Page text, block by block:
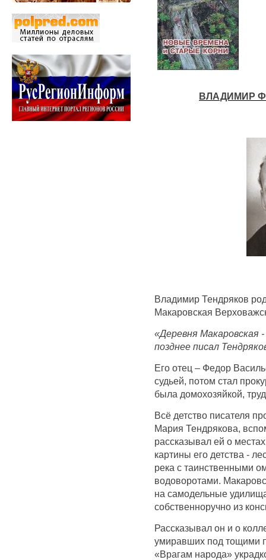
ВЛАДИМИР
Владимир Тендряков
Макаровская
«Деревня Макаровская
позднее писал
Его отец – Федор
судьей, потом стал
была домохозяйкой,
Всё детство писателя
Мария Тендрякова,
рассказывал ей о
картины его детства -
река с таинственными
водоворотами.
на самодельные
собственноручно из
Рассказывал он и о
умиравших под тощими
«Врагам народа»